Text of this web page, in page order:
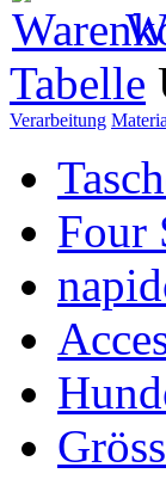
Tabelle
Verarbeitung
Four